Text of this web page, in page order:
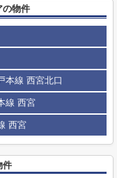
の物件
本線 西宮北口
線 西宮
西宮
件